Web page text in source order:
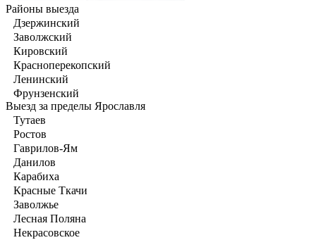
Районы выезда
Дзержинский
Заволжский
Кировский
Красноперекопский
Ленинский
Фрунзенский
Выезд за пределы Ярославля
Тутаев
Ростов
Гаврилов-Ям
Данилов
Карабиха
Красные Ткачи
Заволжье
Лесная Поляна
Некрасовское